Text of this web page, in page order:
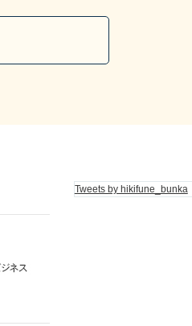
Tweets by hikifune_bunka